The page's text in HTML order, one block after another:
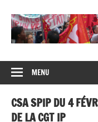
de
syndicats
CGT
insertion
probation
MENU
CSA SPIP DU 4
DE LA CGT IP